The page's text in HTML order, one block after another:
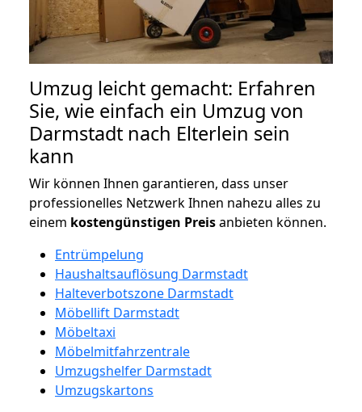
Umzug leicht gemacht: Erfahren
Sie, wie einfach ein Umzug von
Darmstadt nach Elterlein sein
kann
Wir können Ihnen garantieren, dass unser
professionelles Netzwerk Ihnen nahezu alles zu
einem kostengünstigen Preisanbieten können.
Entrümpelung
Haushaltsauflösung Darmstadt
Halteverbotszone Darmstadt
Möbellift Darmstadt
Möbeltaxi
Möbelmitfahrzentrale
Umzugshelfer Darmstadt
Umzugskartons